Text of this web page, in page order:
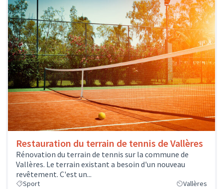
Restauration du terrain de tennis de Vallères
Rénovation du terrain de tennis sur la commune de
Vallères. Le terrain existant a besoin d'un nouveau
revêtement. C'est un...
Sport Vallères